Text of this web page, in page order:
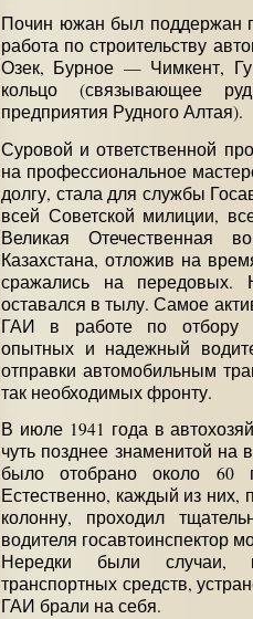
Почин южан был поддержан
работа по строительству
Озек, Бурное — Чимкент,
кольцо (связывающее
предприятия Рудного Алтая).
Суровой и ответственной
на профессиональное
долгу, стала для службы
всей Советской милиции,
Великая Отечественная
Казахстана, отложив на
сражались на передовых.
оставался в тылу. Самое
ГАИ в работе по отбору
опытных и надежный
отправки автомобильным
так необходимых фронту.
В июле 1941 года в
чуть позднее знаменитой
было отобрано около 60
Естественно, каждый из них,
колонну, проходил
водителя госавтоинспектор
Нередки были случаи,
транспортных средств,
ГАИ брали на себя.